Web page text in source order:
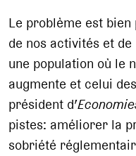
Le problème est
de nos activités et
une population où le
augmente et celui
président d’
pistes: améliorer la
sobriété